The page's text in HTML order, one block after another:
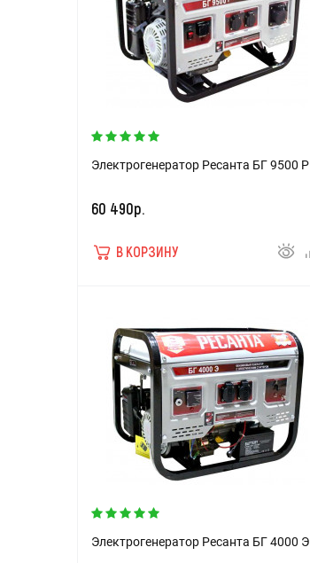
Электрогенератор Ресанта БГ 9500 Р
60 490р.
В КОРЗИНУ
Электрогенератор Ресанта БГ 4000 Э